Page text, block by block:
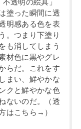
透明の絵具」
塗った瞬間に透
明感ある色を表
。つまり下塗り
も消してしまう
材色に黒やグレ
らだ。これをす
まい、鮮やかな
クと鮮やかな色
ないのだ。（透
はこちら→）